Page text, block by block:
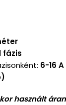
fázis
6-16 A
használt